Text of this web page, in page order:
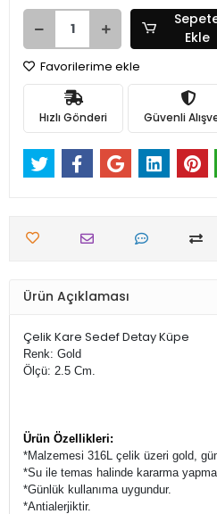
Ekle
Favorilerime ekle
Hızlı Gönderi Güvenli
Ürün Açıklaması
Çelik Kare Sedef Detay Küpe
Renk: Gold
Ölçü: 2.5 Cm.
Ürün Özellikleri:
*Malzemesi 316L çelik üzeri gold,
*Su ile temas halinde kararma
*Günlük kullanıma uygundur.
*Antialerjiktir.